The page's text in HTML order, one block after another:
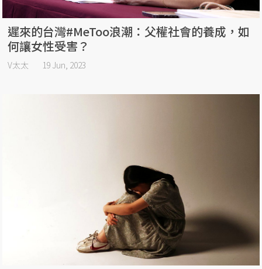
遲來的台灣#MeToo浪潮：父權社會的養成，如
何讓女性受害？
V太太 19 Jun, 2023